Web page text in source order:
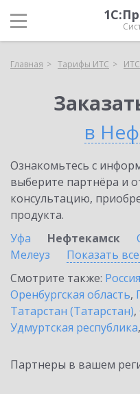
Главная Тарифы ИТС
в
Ознакомьтесь с
выберите партнёра и
консультацию,
продукта.
Уфа
Нефтекамск
Мелеуз
Показать
Смотрите также: Россия
Оренбургская область,
Татарстан (Татарстан),
Удмуртская республика,
Партнеры в вашем